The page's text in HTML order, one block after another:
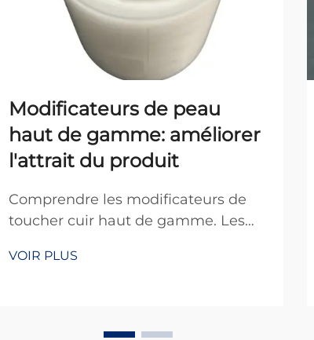
Modificateurs de peau
haut de gamme: améliorer
l'attrait du produit
Comprendre les modificateurs de
toucher cuir haut de gamme. Les
produits haut de gamme sont
VOIR PLUS